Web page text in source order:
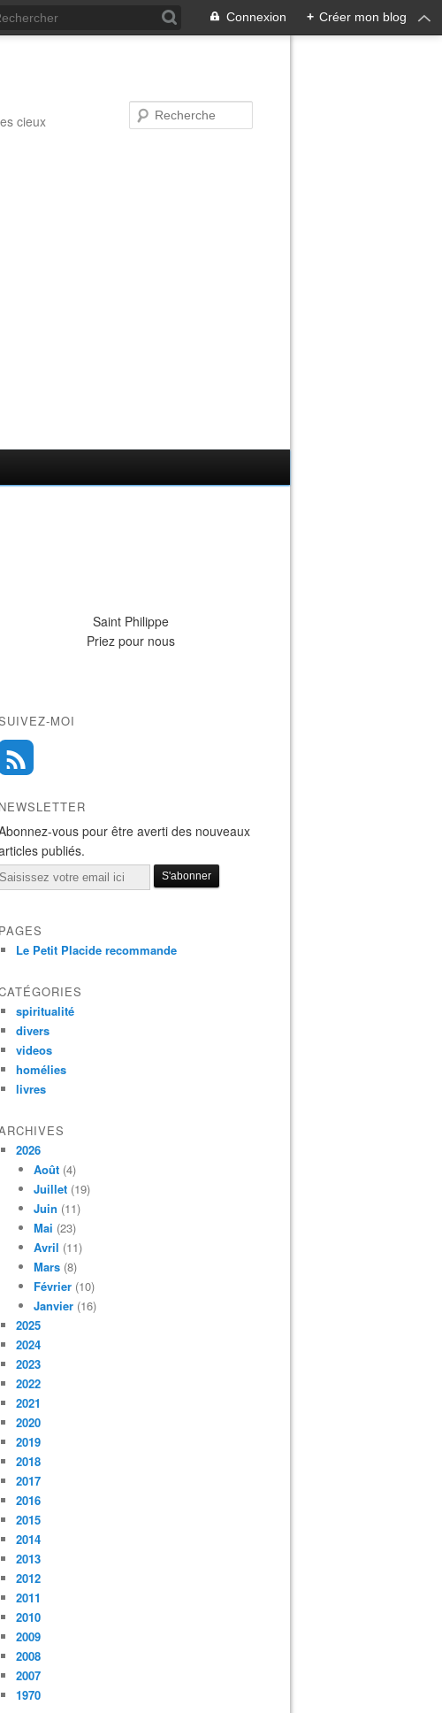
Connexion + Créer mon blog
cieux
Saint Philippe
Priez pour nous
MOI
NEWSLETTER
vous pour être averti des nouveaux
publiés.
Email
PAGES
Le Petit Placide recommande
spiritualité
divers
videos
homélies
livres
2026
Août (4)
Juillet (19)
Juin (11)
Mai (23)
Avril (11)
Mars (8)
Février (10)
Janvier (16)
2025
2024
2023
2022
2021
2020
2019
2018
2017
2016
2015
2014
2013
2012
2011
2010
2009
2008
2007
1970